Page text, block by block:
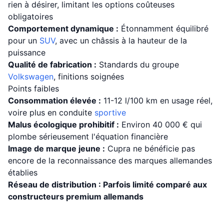
rien à désirer, limitant les options coûteuses
obligatoires
Comportement dynamique : Étonnamment équilibré
pour un SUV, avec un châssis à la hauteur de la
puissance
Qualité de fabrication : Standards du groupe
Volkswagen, finitions soignées
Points faibles
Consommation élevée : 11-12 l/100 km en usage réel,
voire plus en conduite sportive
Malus écologique prohibitif : Environ 40 000 € qui
plombe sérieusement l'équation financière
Image de marque jeune : Cupra ne bénéficie pas
encore de la reconnaissance des marques allemandes
établies
Réseau de distribution : Parfois limité comparé aux
constructeurs premium allemands